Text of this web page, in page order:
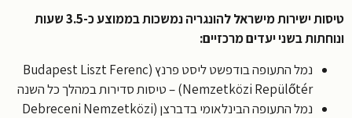
טיסות ישירות מישראל להונגריה נמשכות בממוצע כ-3.5 שעות
בשני יעדים מרכזיים:
נמל התעופה בודפשט ליסט פרנץ (Budapest Liszt Ferenc
Nemzetközi Repülőtér) – טיסות סדירות במהלך כל השנה
נמל התעופה הבינלאומי בדברצן (Debreceni Nemzetközi